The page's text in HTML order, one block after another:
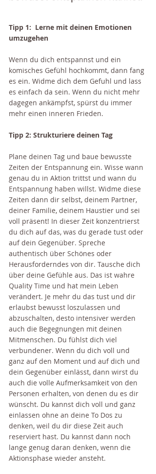
Tipp 1:  Lerne mit deinen Emotionen
umzugehen
Wenn du dich entspannst und ein
komisches Gefühl hochkommt, dann fang
es ein. Widme dich dem Gefuhl und lass
es einfach da sein. Wenn du nicht mehr
dagegen ankämpfst, spürst du immer
mehr einen inneren Frieden.
Tipp 2: Strukturiere deinen Tag
Plane deinen Tag und baue bewusste
Zeiten der Entspannung ein. Wisse wann
genau du in Aktion trittst und wann du
Entspannung haben willst. Widme diese
Zeiten dann dir selbst, deinem Partner,
deiner Familie, deinem Haustier und sei
voll präsent! In dieser Zeit konzentrierst
du dich auf das, was du gerade tust oder
auf dein Gegenüber. Spreche
authentisch über Schönes oder
Herausforderndes von dir. Tausche dich
über deine Gefühle aus. Das ist wahre
Quality Time und hat mein Leben
verändert. Je mehr du das tust und dir
erlaubst bewusst loszulassen und
abzuschalten, desto intensiver werden
auch die Begegnungen mit deinen
Mitmenschen. Du fühlst dich viel
verbundener. Wenn du dich voll und
ganz auf den Moment und auf dich und
dein Gegenüber einlässt, dann wirst du
auch die volle Aufmerksamkeit von den
Personen erhalten, von denen du es dir
wünscht. Du kannst dich voll und ganz
einlassen ohne an deine To Dos zu
denken, weil du dir diese Zeit auch
reserviert hast. Du kannst dann noch
lange genug daran denken, wenn die
Aktionsphase wieder ansteht.